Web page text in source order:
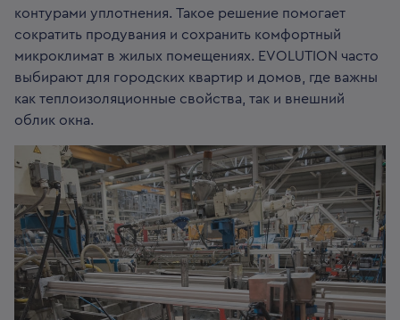
контурами уплотнения. Такое решение помогает
сократить продувания и сохранить комфортный
микроклимат в жилых помещениях. EVOLUTION часто
выбирают для городских квартир и домов, где важны
как теплоизоляционные свойства, так и внешний
облик окна.